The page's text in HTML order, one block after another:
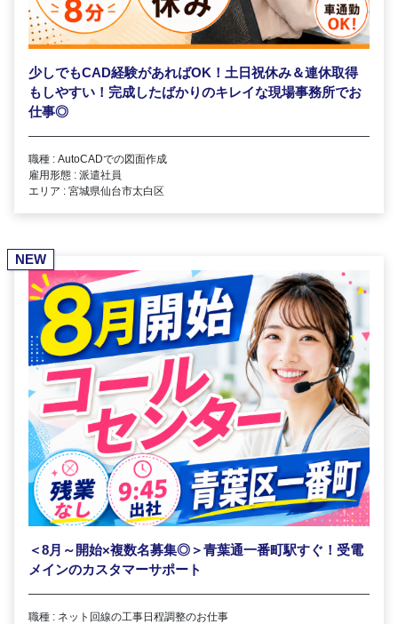
少しでもCAD経験があればOK！土日祝休み＆連休取得
もしやすい！完成したばかりのキレイな現場事務所でお
仕事◎
職種 : AutoCADでの図面作成
雇用形態 : 派遣社員
エリア : 宮城県仙台市太白区
NEW
＜8月～開始×複数名募集◎＞青葉通一番町駅すぐ！受電
メインのカスタマーサポート
職種 : ネット回線の工事日程調整のお仕事